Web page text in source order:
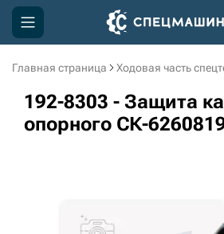
Главная страница Ходовая часть
192-8303 - Защита
опорного СК-
Компания
Акции